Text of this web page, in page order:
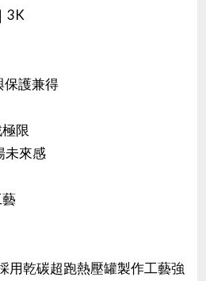
3K
保護兼得
限
未來感
用乾碳超跑熱壓罐製作工藝強